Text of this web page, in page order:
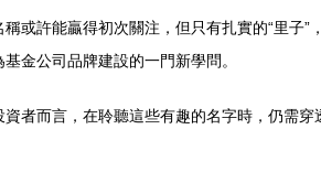
或許能贏得初次關注，但只有扎實的“里子”
金公司品牌建設的一門新學問。
者而言，在聆聽這些有趣的名字時，仍需穿